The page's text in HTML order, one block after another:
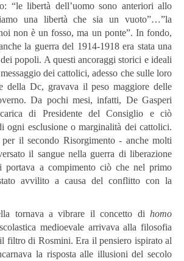
“le libertà dell’uomo sono anteriori allo
una libertà che sia un vuoto”…”la
non è un fosso, ma un ponte”. In fondo,
la guerra del 1914-1918 era stata una
popoli. A questi ancoraggi storici e ideali
dei cattolici, adesso che sulle loro
della Dc, gravava il peso maggiore delle
Da pochi mesi, infatti, De Gasperi
di Presidente del Consiglio e ciò
ogni esclusione o marginalità dei cattolici.
il secondo Risorgimento - anche molti
il sangue nella guerra di liberazione
portava a compimento ciò che nel primo
avvilito a causa del conflitto con la
tornava a vibrare il concetto di homo
medioevale arrivava alla filosofia
filtro di Rosmini. Era il pensiero ispirato al
la risposta alle illusioni del secolo